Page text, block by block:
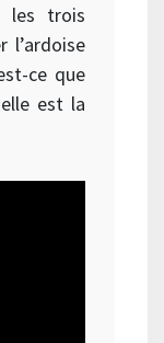
les trois
l’ardoise
ce que
est la